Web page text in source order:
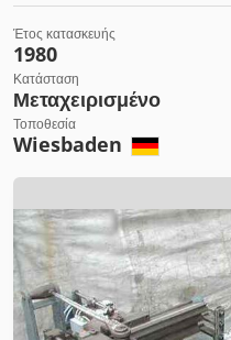
Έτος κατασκευής
1980
Κατάσταση
Μεταχειρισμένο
Τοποθεσία
Wiesbaden